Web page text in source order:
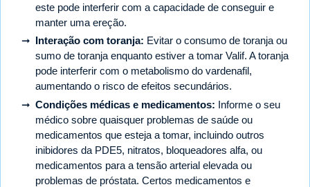
este pode interferir com a capacidade de conseguir e
manter uma ereção.
Interação com toranja: Evitar o consumo de toranja ou
sumo de toranja enquanto estiver a tomar Valif. A toranja
pode interferir com o metabolismo do vardenafil,
aumentando o risco de efeitos secundários.
Condições médicas e medicamentos: Informe o seu
médico sobre quaisquer problemas de saúde ou
medicamentos que esteja a tomar, incluindo outros
inibidores da PDE5, nitratos, bloqueadores alfa, ou
medicamentos para a tensão arterial elevada ou
problemas de próstata. Certos medicamentos e